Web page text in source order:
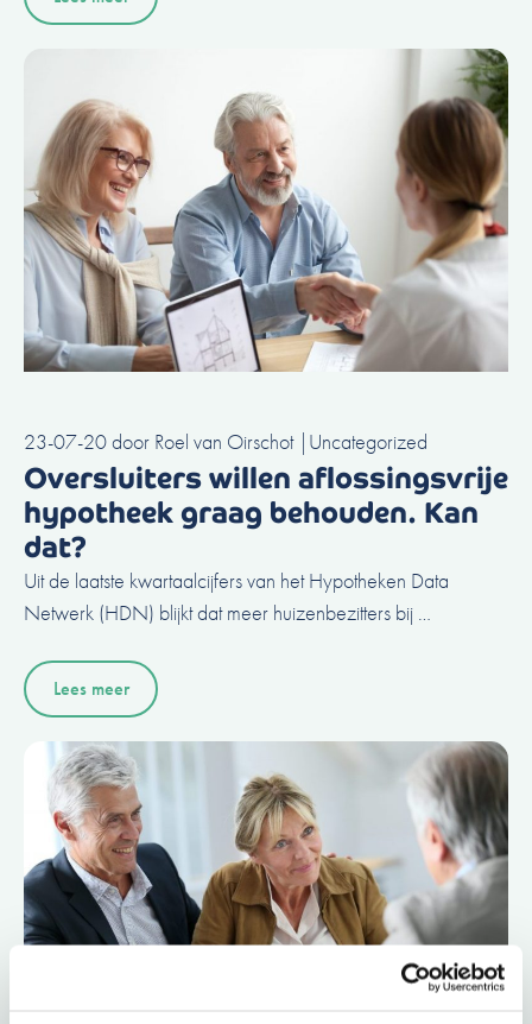
23-07-20door Roel van Oirschot | Uncategorized
Oversluiters willen aflossingsvrije
hypotheek graag behouden. Kan
dat?
Uit de laatste kwartaalcijfers van het Hypotheken Data
Netwerk (HDN) blijkt dat meer huizenbezitters bij …
Lees meer